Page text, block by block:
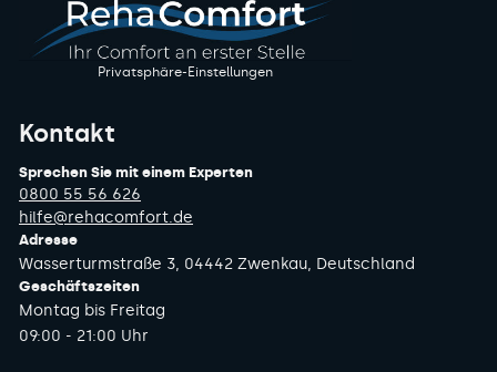
Privatsphäre-Einstellungen
Kontakt
Sprechen Sie mit einem Experten
0800 55 56 626
hilfe@rehacomfort.de
Adresse
Wasserturmstraße 3, 04442 Zwenkau, Deutschland
Geschäftszeiten
Montag bis Freitag
09:00 - 21:00 Uhr